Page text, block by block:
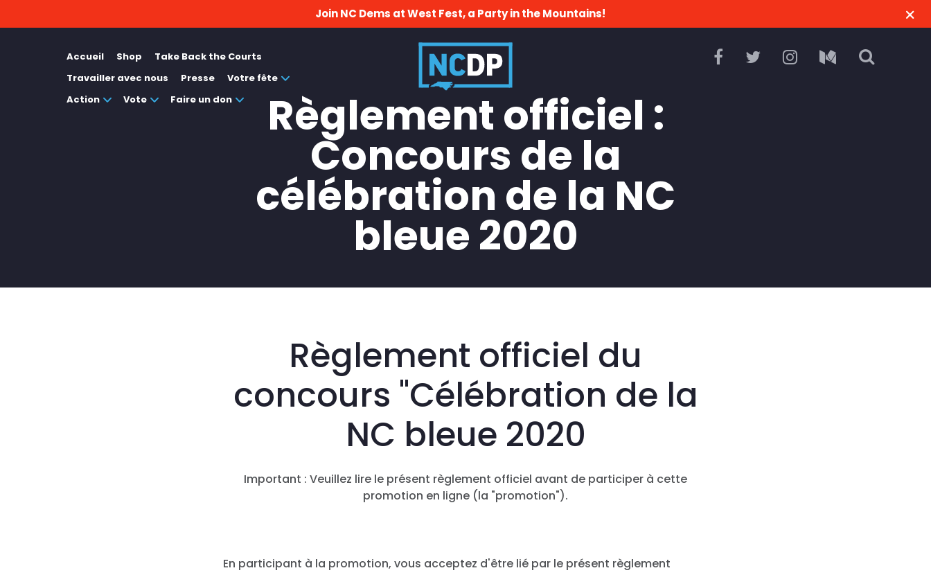
Join NC Dems at West Fest, a Party in the Mountains!
Accueil Shop
Take Back the Courts
Travailler avec nous
Presse
Votre fête
Action
Vote Faire un don Règlement officiel :
Concours de la
célébration de la NC
bleue 2020
Règlement officiel du
concours "Célébration de la
NC bleue 2020
Important : Veuillez lire le présent règlement officiel avant de participer à cette
promotion en ligne (la "promotion").
En participant à la promotion, vous acceptez d'être lié par le présent règlement